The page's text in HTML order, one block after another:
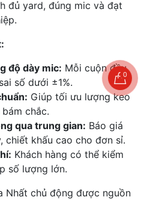
đủ yard, đúng mic và đạt
độ dày mic: Mỗi cuộn đều
số dưới ±1%.
Giúp tối ưu lượng keo
chắc.
qua trung gian: Báo giá
chiết khấu cao cho đơn sỉ.
Khách hàng có thể kiểm
số lượng lớn.
Nhất chủ động được nguồn
0